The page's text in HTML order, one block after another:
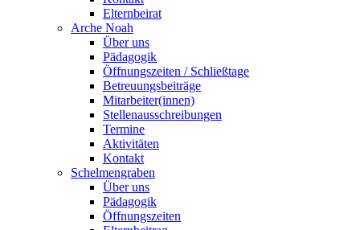
Elternbeirat
Arche Noah
Über uns
Pädagogik
Öffnungszeiten / Schließtage
Betreuungsbeiträge
Mitarbeiter(innen)
Stellenausschreibungen
Termine
Aktivitäten
Kontakt
Schelmengraben
Über uns
Pädagogik
Öffnungszeiten